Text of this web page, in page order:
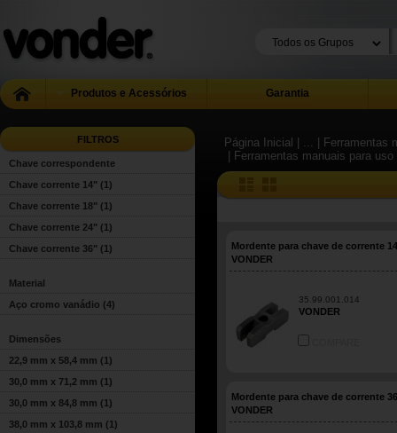
Produtos e Acessórios Garantia
FILTROS
Chave correspondente
Chave corrente 14" (1)
Chave corrente 18" (1)
Chave corrente 24" (1)
Chave corrente 36" (1)
Material
Aço cromo vanádio (4)
Dimensões
22,9 mm x 58,4 mm (1)
30,0 mm x 71,2 mm (1)
30,0 mm x 84,8 mm (1)
38,0 mm x 103,8 mm (1)
Página Inicial | ...
|
| Ferramentas manuais para uso
Mordente para chave de corrente
VONDER
35.99.001.014
VONDER
Mordente para chave de corrente
VONDER